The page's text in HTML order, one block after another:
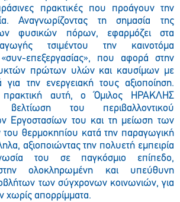
πρακτικές που προάγουν την
Αναγνωρίζοντας τη σημασία της
φυσικών πόρων, εφαρμόζει στα
τσιμέντου την καινοτόμα
επεξεργασίας», που αφορά στην
πρώτων υλών και καυσίμων με
για την ενεργειακή τους αξιοποίηση.
πρακτική αυτή, ο Όμιλος ΗΡΑΚΛΗΣ
του περιβαλλοντικού
Εργοστασίων του και τη μείωση των
θερμοκηπίου κατά την παραγωγική
αξιοποιώντας την πολυετή εμπειρία
του σε παγκόσμιο επίπεδο,
ολοκληρωμένη και υπεύθυνη
των σύγχρονων κοινωνιών, για
χωρίς απορρίμματα.